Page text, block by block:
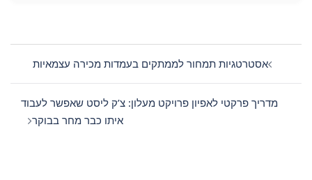
Post
navigationאסטרטגיות תמחור לממתקים בעמדות מכירה עצמאיות
מדריך פרקטי לאפיון פרויקט מעלון: צ’ק ליסט שאפשר לעבוד
איתו כבר מחר בבוקר